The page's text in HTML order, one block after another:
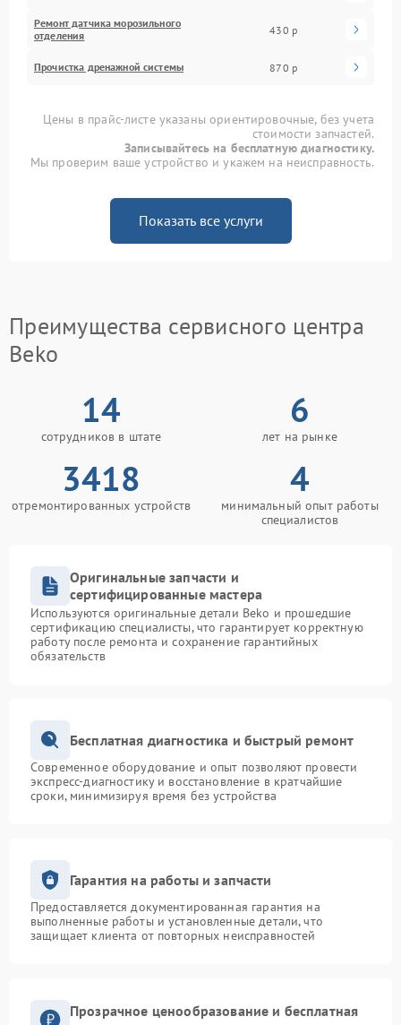
Ремонт датчика морозильного
отделения
430 р
Прочистка дренажной системы 870 р
Цены в прайс-листе указаны ориентировочные, без учета
стоимости запчастей.
Записывайтесь на бесплатную диагностику.
Мы проверим ваше устройство и укажем на неисправность.
Показать все услуги
Преимущества сервисного центра
Beko
14
сотрудников в штате
6
лет на рынке
3418
отремонтированных устройств
4
минимальный опыт работы
специалистов
Оригинальные запчасти и
сертифицированные мастера
Используются оригинальные детали Beko и прошедшие
сертификацию специалисты, что гарантирует корректную
работу после ремонта и сохранение гарантийных
обязательств
Бесплатная диагностика и быстрый ремонт
Современное оборудование и опыт позволяют провести
экспресс-диагностику и восстановление в кратчайшие
сроки, минимизируя время без устройства
Гарантия на работы и запчасти
Предоставляется документированная гарантия на
выполненные работы и установленные детали, что
защищает клиента от повторных неисправностей
Прозрачное ценообразование и бесплатная